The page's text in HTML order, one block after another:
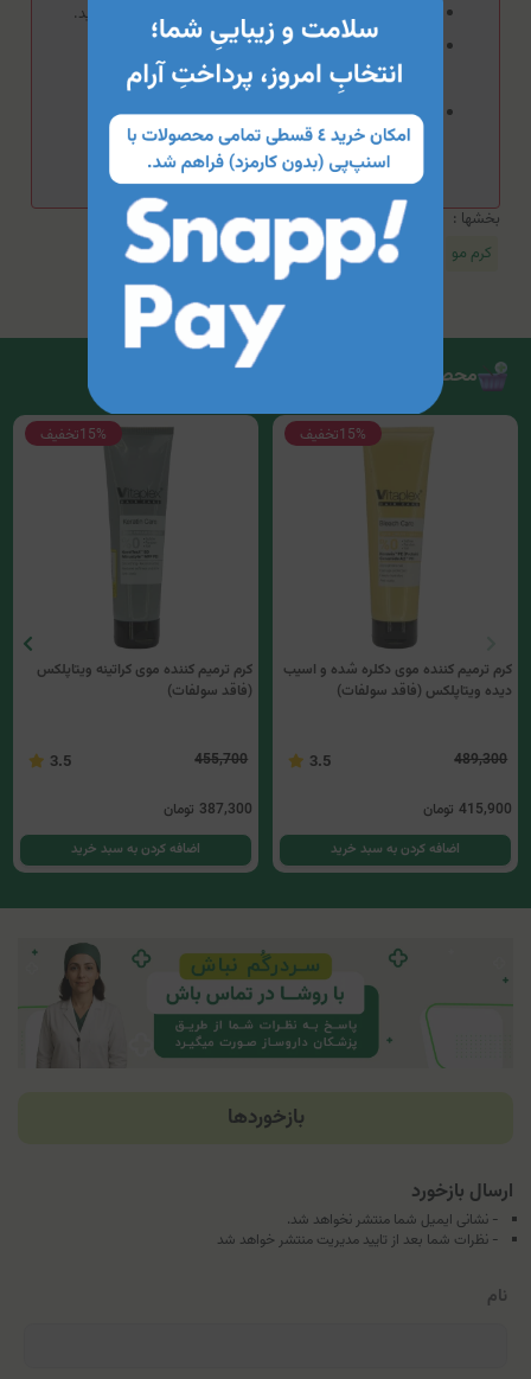
در صورت بروز حساسیت از مصرف این محصول خودداری کنید.
از تماس این محصول با سطوح مخاطی، چشم‌ها و زخم‌ها
جلوگیری کنید.
استفاده از ماسک‌های مرطوب‌کننده، سرم‌ها و کرم‌های
مراقبت‌کننده در کنار این محصول توصیه می‌شود.
بخشها :
کرم مو
محصولات مرتبط
15%تخفیف
کرم ترمیم کننده موی دکلره شده و اسیب
دیده ویتاپلکس (فاقد سولفات)
489,300
3.5
415,900 تومان
اضافه کردن به سبد خرید
15%تخفیف
کرم ترمیم کننده موی کراتینه ویتاپلکس
(فاقد سولفات)
455,700
3.5
387,300 تومان
اضافه کردن به سبد خرید
بازخوردها
ارسال بازخورد
- نشانی ایمیل شما منتشر نخواهد شد.
- نظرات شما بعد از تایید مدیریت منتشر خواهد شد
نام